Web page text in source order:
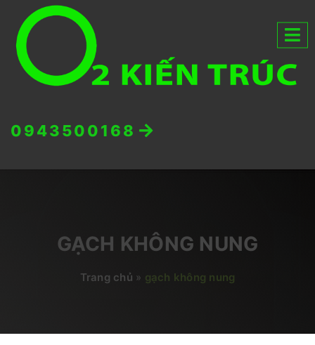
0943500168
GẠCH KHÔNG NUNG
Trang chủ » gạch không nung